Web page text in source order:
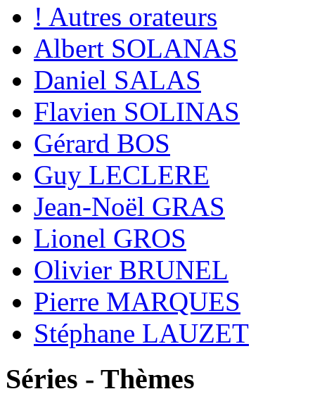
! Autres orateurs
Albert SOLANAS
Daniel SALAS
Flavien SOLINAS
Gérard BOS
Guy LECLERE
Jean-Noël GRAS
Lionel GROS
Olivier BRUNEL
Pierre MARQUES
Stéphane LAUZET
Séries - Thèmes